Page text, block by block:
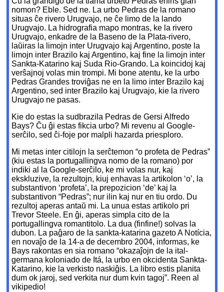
nomon? Eble. Sed ne. La urbo Pedras de la romano
situas ĉe rivero Urugvajo, ne ĉe limo de la lando
Urugvajo. La hidrografia mapo montras, ke la rivero
Urugvajo, enkadre de la Baseno de la Plata-rivero,
laŭiras la limojn inter Urugvajo kaj Argentino, poste la
limojn inter Brazilo kaj Argentino, kaj fine la limojn inter
Sankta-Katarino kaj Suda Rio-Grando. La koincidoj kaj
verŝajnoj volas min trompi. Mi bone atentu, ke la urbo
Pedras Grandes troviĝas ne en la limo inter Brazilo kaj
Argentino, sed inter Brazilo kaj Urugvajo, kie la rivero
Urugvajo ne pasas.
Kie do estas la sudbrazila Pedras de Gersi Alfredo
Bays? Ĉu ĝi estas fikcia urbo? Mi revenu al Google-
serĉilo, sed ĉi-foje por malpli hazarda priesploro.
Mi metas inter citilojn la serĉtemon “o profeta de Pedras”
(kiu estas la portugallingva nomo de la romano) por
indiki al la Google-serĉilo, ke mi volas nur, kaj
ekskluzive, la rezultojn, kiuj enhavas la artikolon ‘o’, la
substantivon ‘profeta’, la prepozicion ‘de’ kaj la
substantivon “Pedras”; nur ilin kaj nur en tiu ordo. Du
rezultoj aperas antaŭ mi. La unua estas artikolo pri
Trevor Steele. En ĝi, aperas simpla cito de la
portugallingva romantitolo. La dua (finfine!) solvas la
dubon. La paĝaro de la sankta-katarina gazeto A Notícia,
en novaĵo de la 14-a de decembro 2004, informas, ke
Bays rakontas en sia romano “okazaĵojn de la ital-
germana koloniado de Itá, la urbo en okcidenta Sankta-
Katarino, kie la verkisto naskiĝis. La libro estis planita
dum ok jaroj, sed verkita nur dum kvin tagoj”. Reen al
vikipedio!